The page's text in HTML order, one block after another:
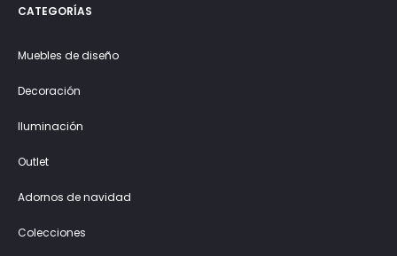
CATEGORÍAS
Muebles de diseño
Decoración
Iluminación
Outlet
Adornos de navidad
Colecciones